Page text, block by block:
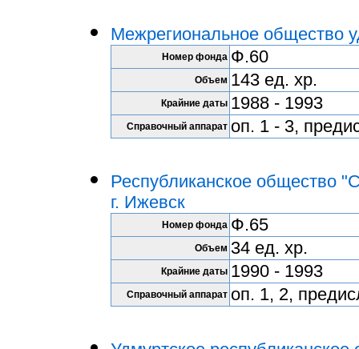
Межрегиональное общество
Номер фонда Ф.60
Объем 143 ед. хр.
Крайние даты 1988 - 1993
Справочный аппарат оп. 1 - 3,
Республиканское общество
г. Ижевск
Номер фонда Ф.65
Объем 34 ед. хр.
Крайние даты 1990 - 1993
Справочный аппарат оп. 1, 2,